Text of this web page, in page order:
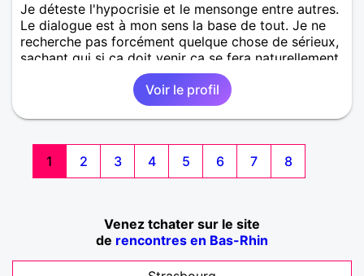
Je déteste l'hypocrisie et le mensonge entre autres.
Le dialogue est à mon sens la base de tout. Je ne
recherche pas forcément quelque chose de sérieux,
sachant qui si ça doit venir ça se fera naturellement.
Voir le profil
1 2 3 4 5 6 7 8
Venez tchater sur le site
de rencontres en Bas-Rhin